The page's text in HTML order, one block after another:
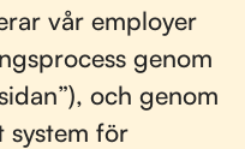
vår employer
genom
och genom
system för